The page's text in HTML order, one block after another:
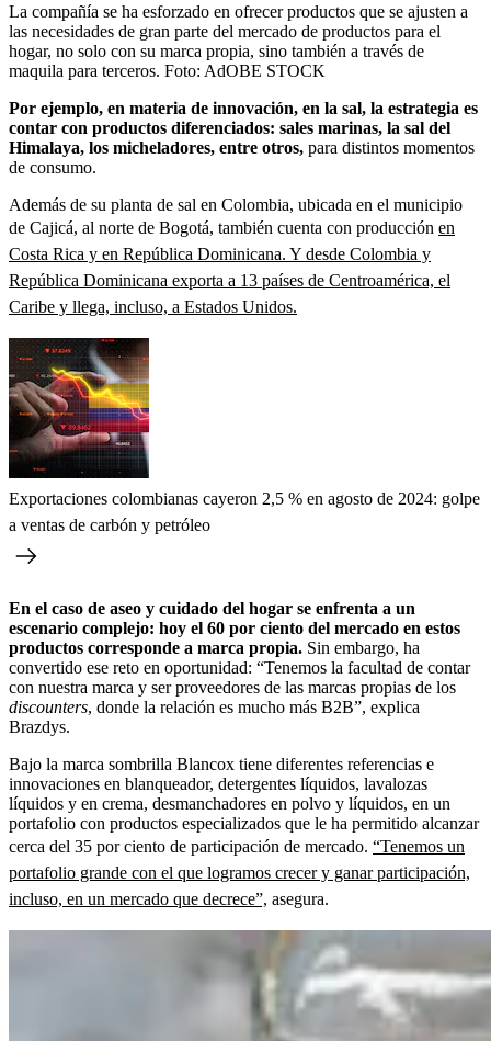
La compañía se ha esforzado en ofrecer productos que se ajusten a
las necesidades de gran parte del mercado de productos para el
hogar, no solo con su marca propia, sino también a través de
maquila para terceros. Foto: AdOBE STOCK
Por ejemplo, en materia de innovación, en la sal, la estrategia es
contar con productos diferenciados: sales marinas, la sal del
Himalaya, los micheladores, entre otros, para distintos momentos
de consumo.
Además de su planta de sal en Colombia, ubicada en el municipio
de Cajicá, al norte de Bogotá, también cuenta con producción en
Costa Rica y en República Dominicana. Y desde Colombia y
República Dominicana exporta a 13 países de Centroamérica, el
Caribe y llega, incluso, a Estados Unidos.
Exportaciones colombianas cayeron 2,5 % en agosto de 2024: golpe
a ventas de carbón y petróleo
En el caso de aseo y cuidado del hogar se enfrenta a un
escenario complejo: hoy el 60 por ciento del mercado en estos
productos corresponde a marca propia. Sin embargo, ha
convertido ese reto en oportunidad: “Tenemos la facultad de contar
con nuestra marca y ser proveedores de las marcas propias de los
discounters, donde la relación es mucho más B2B”, explica
Brazdys.
Bajo la marca sombrilla Blancox tiene diferentes referencias e
innovaciones en blanqueador, detergentes líquidos, lavalozas
líquidos y en crema, desmanchadores en polvo y líquidos, en un
portafolio con productos especializados que le ha permitido alcanzar
cerca del 35 por ciento de participación de mercado. “Tenemos un
portafolio grande con el que logramos crecer y ganar participación,
incluso, en un mercado que decrece”, asegura.